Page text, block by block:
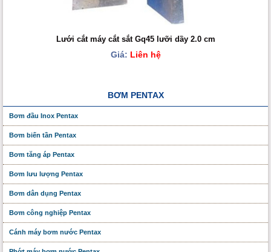
Lưới cắt máy cắt sắt Gq45 lưỡi dầy 2.0 cm
Giá: Liên hệ
BƠM PENTAX
Bơm đầu Inox Pentax
Bơm biến tần Pentax
Bơm tăng áp Pentax
Bơm lưu lượng Pentax
Bơm dân dụng Pentax
Bơm công nghiệp Pentax
Cánh máy bơm nước Pentax